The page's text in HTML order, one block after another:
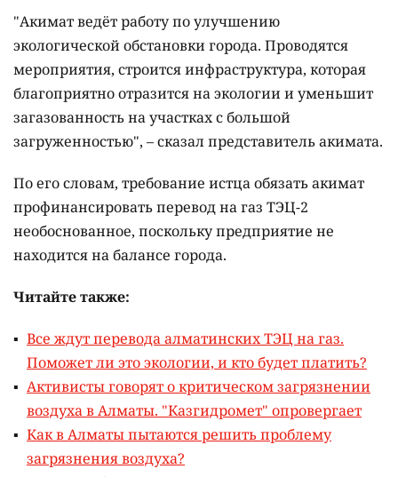
"Акимат ведёт работу по улучшению
экологической обстановки города. Проводятся
мероприятия, строится инфраструктура, которая
благоприятно отразится на экологии и уменьшит
загазованность на участках с большой
загруженностью", – сказал представитель акимата.
По его словам, требование истца обязать акимат
профинансировать перевод на газ ТЭЦ-2
необоснованное, поскольку предприятие не
находится на балансе города.
Читайте также:
Все ждут перевода алматинских ТЭЦ на газ.
Поможет ли это экологии, и кто будет платить?
Активисты говорят о критическом загрязнении
воздуха в Алматы. "Казгидромет" опровергает
Как в Алматы пытаются решить проблему
загрязнения воздуха?